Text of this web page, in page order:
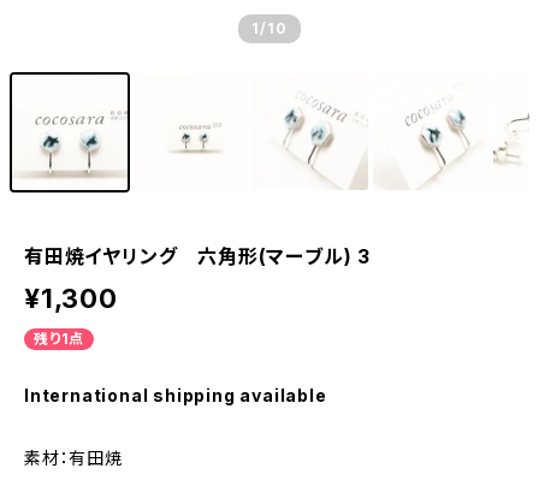
1 /10
有田焼イヤリング 六角形(マーブル) 3
¥1,300
残り1点
International shipping available
素材：有田焼